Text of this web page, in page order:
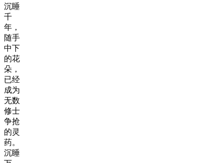
沉睡
千
年，
随手
中下
的花
朵，
已经
成为
无数
修士
争抢
的灵
药。
沉睡